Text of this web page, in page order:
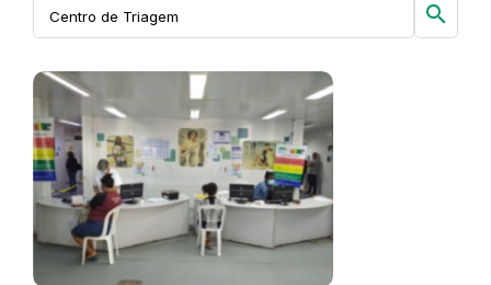
search